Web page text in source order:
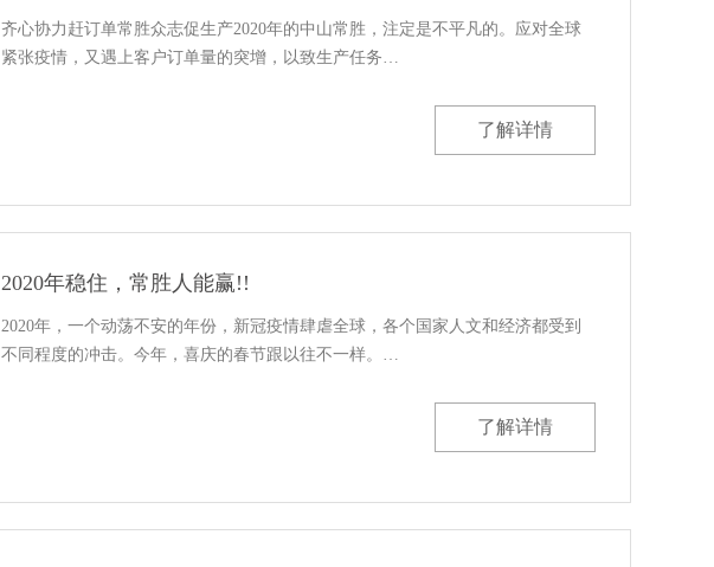
齐心协力赶订单常胜众志促生产2020年的中山常胜，注定是不平凡的。应对全球
紧张疫情，又遇上客户订单量的突增，以致生产任务…
了解详情
2020年稳住，常胜人能赢!!
2020年，一个动荡不安的年份，新冠疫情肆虐全球，各个国家人文和经济都受到
不同程度的冲击。今年，喜庆的春节跟以往不一样。…
了解详情